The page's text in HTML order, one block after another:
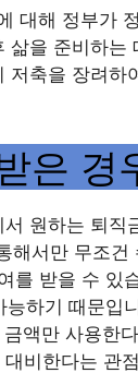
대해 정부가
을 준비하는
축을 장려하
은 경
원하는 퇴직
해서만 무조
를 받을 수 있
하기 때문입
액만 사용한
비한다는 관